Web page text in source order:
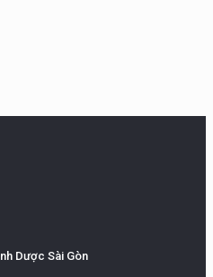
Dược Sài Gòn